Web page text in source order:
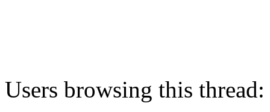
Users browsing this